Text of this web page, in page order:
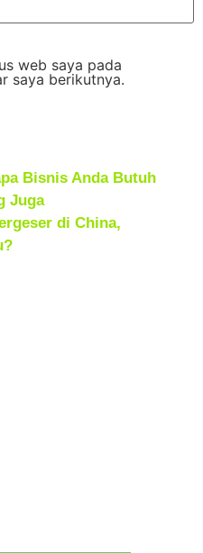
web saya pada
saya berikutnya.
Bisnis Anda Butuh
Juga
di China,